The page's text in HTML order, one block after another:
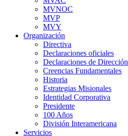
MVNOC
MVP
MVY
Organización
Directiva
Declaraciones oficiales
Declaraciones de Dirección
Creencias Fundamentales
Historia
Estrategias Misionales
Identidad Corporativa
Presidente
100 Años
División Interamericana
Servicios